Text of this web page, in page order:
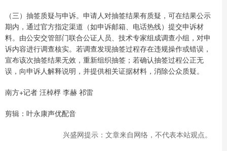
（三）抽签质疑与申诉。申请人对抽签结果有质疑，可在结果公示
期内，通过官方指定渠道（如申诉邮箱、电话热线）提交申诉材
料。由公安交管部门联合公证人员、技术专家组成调查小组，对申
诉内容进行调查核实。若调查发现抽签过程存在违规操作或错误，
宣布该次抽签结果无效，重新组织抽签；若确认抽签过程公正无
误，向申诉人解释说明，并提供相关证据材料，消除公众质疑。
南方+记者 汪棹桴 李赫 祁雷
剪辑：叶永康声优配音
兴盛网提示：文章来自网络，不代表本站观点。